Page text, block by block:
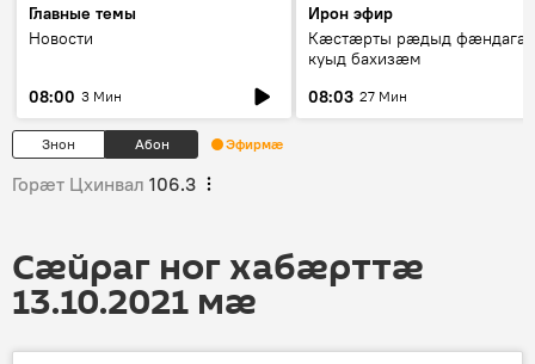
Главные темы
Новости
08:00 3 Мин
Ирон эфир
Кæстæрты рæдыд
куыд бахизæм
08:03 27 Мин
Знон Абон Эфирмæ
Горӕт Цхинвал 106.3
Сӕйраг ног хабӕрттӕ
13.10.2021 мӕ